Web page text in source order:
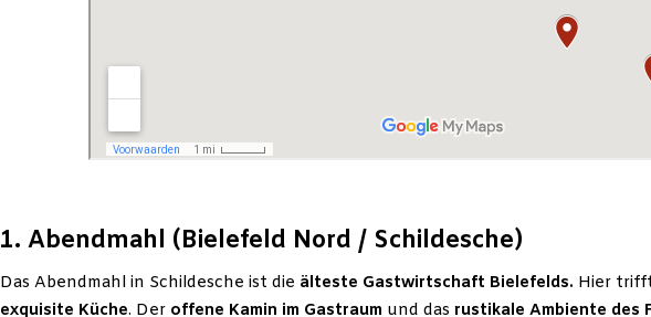
1. Abendmahl (Bielefeld Nord / Schildesche)
Das Abendmahl in Schildesche ist die älteste Gastwirtschaft Bielefelds. Hier
exquisite Küche. Der offene Kamin im Gastraum und das rustikale Ambiente des